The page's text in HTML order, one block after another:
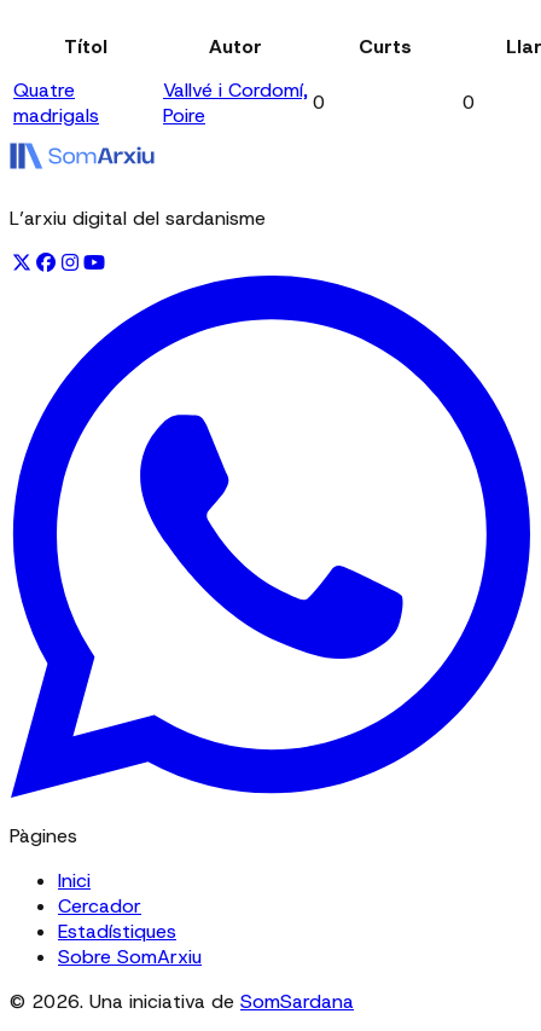
Títol Autor Curts
Quatre
madrigals
Vallvé i Cordomí,
Poire
0 0
L’arxiu digital del sardanisme
Pàgines
Inici
Cercador
Estadístiques
Sobre SomArxiu
© 2026. Una iniciativa de SomSardana